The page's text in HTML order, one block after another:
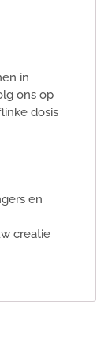
in
ons op
dosis
en
creatie